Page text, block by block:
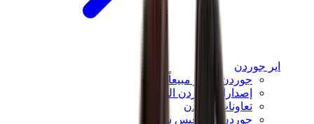
اير جوردن
جوردن الأكثر مبيعاً
إصدارات جوردن الجديدة
تعاونات جوردن
جوردن x ترافيس سكوت